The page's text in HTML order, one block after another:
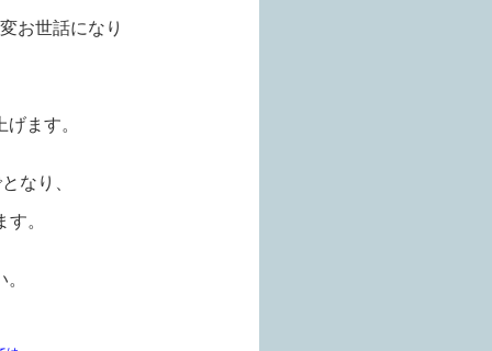
お世話になり
ます。
なり、
。